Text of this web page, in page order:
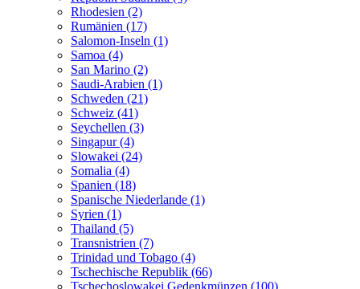
Rhodesien (2)
Rumänien (17)
Salomon-Inseln (1)
Samoa (4)
San Marino (2)
Saudi-Arabien (1)
Schweden (21)
Schweiz (41)
Seychellen (3)
Singapur (4)
Slowakei (24)
Somalia (4)
Spanien (18)
Spanische Niederlande (1)
Syrien (1)
Thailand (5)
Transnistrien (7)
Trinidad und Tobago (4)
Tschechische Republik (66)
Tschechoslowakei Gedenkmünzen (100)